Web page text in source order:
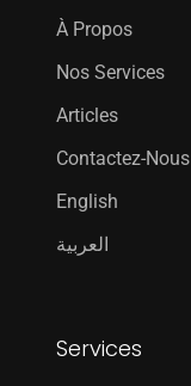
À Propos
Nos Services
Articles
Contactez-Nous
English
العربية
Services